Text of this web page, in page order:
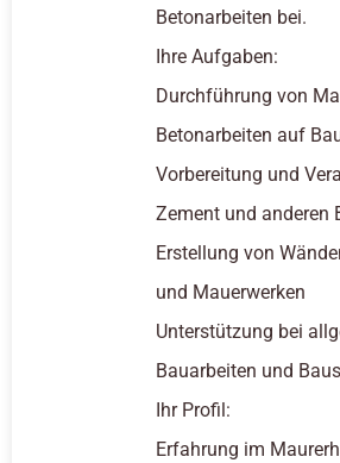
Betonarbeiten bei.
Ihre Aufgaben:
Durchführung von
Betonarbeiten auf
Vorbereitung und
Zement und anderen
Erstellung von
und Mauerwerken
Unterstützung bei
Bauarbeiten und
Ihr Profil:
Erfahrung im